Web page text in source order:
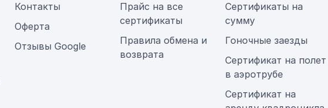
Контакты
Оферта
Отзывы Google
Прайс на все
сертификаты
Правила обмена и
возврата
Сертификаты на
сумму
Гоночные заезды
Сертификат на полет
в аэротрубе
Сертификат на